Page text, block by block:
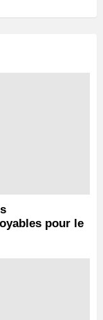
pour le